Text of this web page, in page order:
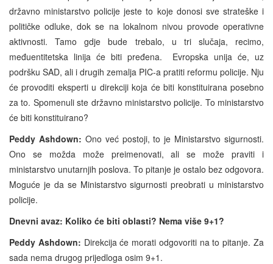
državno ministarstvo policije jeste to koje donosi sve strateške i
političke odluke, dok se na lokalnom nivou provode operativne
aktivnosti. Tamo gdje bude trebalo, u tri slučaja, recimo,
međuentitetska linija će biti pređena. Evropska unija će, uz
podršku SAD, ali i drugih zemalja PIC-a pratiti reformu policije. Nju
će provoditi eksperti u direkciji koja će biti konstituirana posebno
za to. Spomenuli ste državno ministarstvo policije. To ministarstvo
će biti konstituirano?
Peddy Ashdown: Ono već postoji, to je Ministarstvo sigurnosti.
Ono se možda može preimenovati, ali se može praviti i
ministarstvo unutarnjih poslova. To pitanje je ostalo bez odgovora.
Moguće je da se Ministarstvo sigurnosti preobrati u ministarstvo
policije.
Dnevni avaz: Koliko će biti oblasti? Nema više 9+1?
Peddy Ashdown: Direkcija će morati odgovoriti na to pitanje. Za
sada nema drugog prijedloga osim 9+1.